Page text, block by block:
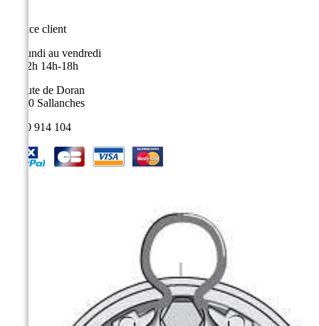
Service client
Du lundi au vendredi
9h-12h 14h-18h
9, route de Doran
74700 Sallanches
04 50 914 104